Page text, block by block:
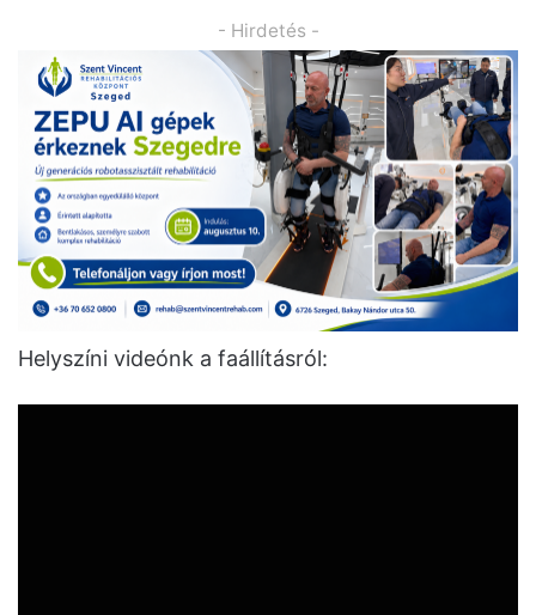
- Hirdetés -
Helyszíni videónk a faállításról: